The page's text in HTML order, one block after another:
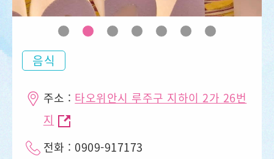
음식
주소 : 타오위안시 루주구 지하이 2가 26번
지
전화 : 0909-917173